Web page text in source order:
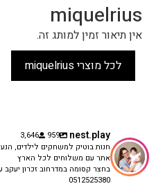
miquelrius
אין תיאור זמין למותג זה.
לכל מוצרי miquelrius
nest.play
959
3,646
חנות בוטיק למשחקים לילדים,
אתר עם משלוחים לכל הארץ
בחצר קסומה במדרחוב זכרון
0512525380